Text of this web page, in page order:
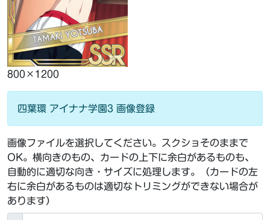
800×1200
四葉環 アイナナ学園3 画像登録
画像ファイルを選択してください。スクショそのままで
OK。横向きのもの、カードの上下に余白があるものも、
自動的に適切な向き・サイズに処理します。（カードの左
右に余白があるものは適切なトリミングができない場合が
あります）